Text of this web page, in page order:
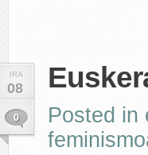
IRA
08
0 Posted in